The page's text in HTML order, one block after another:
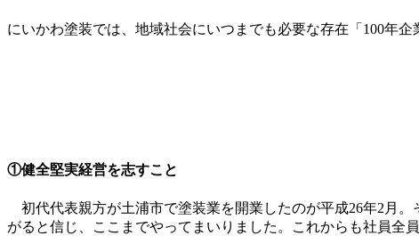
にいかわ塗装では、地域社会にいつまでも必要な存在「100年
①健全堅実経営を志すこと
初代代表親方が土浦市で塗装業を開業したのが平成26年2月
がると信じ、ここまでやってまいりました。これからも社員全